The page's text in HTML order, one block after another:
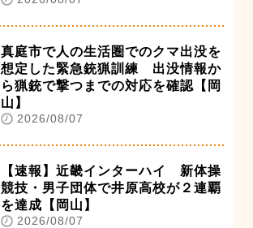
真庭市で人の生活圏でのクマ出没を
想定した緊急銃猟訓練 出没情報か
ら猟銃で撃つまでの対応を確認【岡
山】
2026/08/07
【速報】近畿インターハイ 新体操
競技・男子団体で井原高校が２連覇
を達成【岡山】
2026/08/07